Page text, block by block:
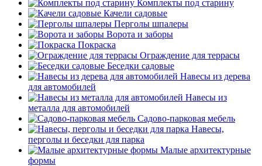
Комплекты под старину
Качели садовые
Перголы шпалеры
Ворота и заборы
Покраска
Ограждение для террасы
Беседки садовые
Навесы из дерева
для автомобилей
Навесы из
металла для автомобилей
Садово-парковая мебель
Навесы,
перголы и беседки для парка
Малые архитектурные
формы